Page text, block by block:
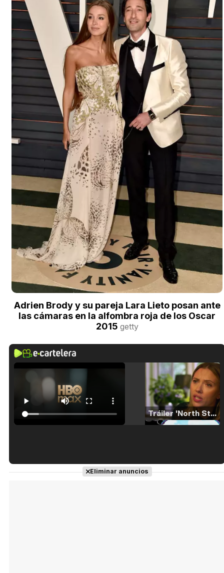
Adrien Brody y su pareja Lara Lieto posan ante
las cámaras en la alfombra roja de los Oscar
2015 getty
Tráiler 'North Star' (2023)
Tráiler en español de 'La isla olvidada'
Eliminar anuncios